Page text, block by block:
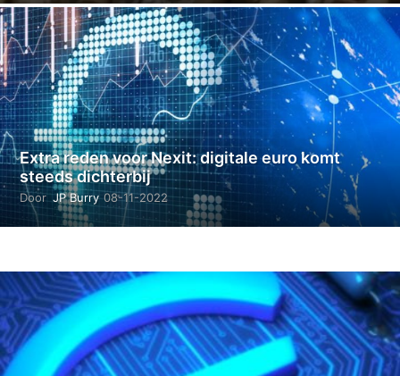
-
0
2
-
2
0
2
4
Extra reden voor Nexit: digitale euro komt
steeds dichterbij
Door JP Burry 08-11-2022 2
1
-
2
0
2
4